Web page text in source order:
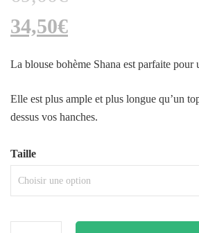
34,50€
La blouse bohème Shana est parfaite pour
Elle est plus ample et plus longue qu’un
dessus vos hanches.
Taille